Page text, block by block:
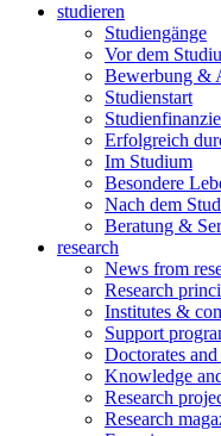
studieren
Studiengänge
Vor dem
Bewerbung &
Studienstart
Erfolgreich
Im Studium
Besondere
Nach dem
Beratung &
research
News from
Research
Institutes &
Support
Doctorates
Knowledge
Research
Research